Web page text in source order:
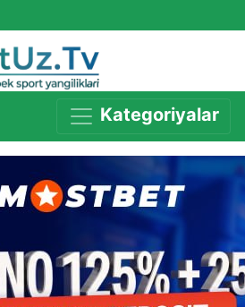
Kategoriyalar